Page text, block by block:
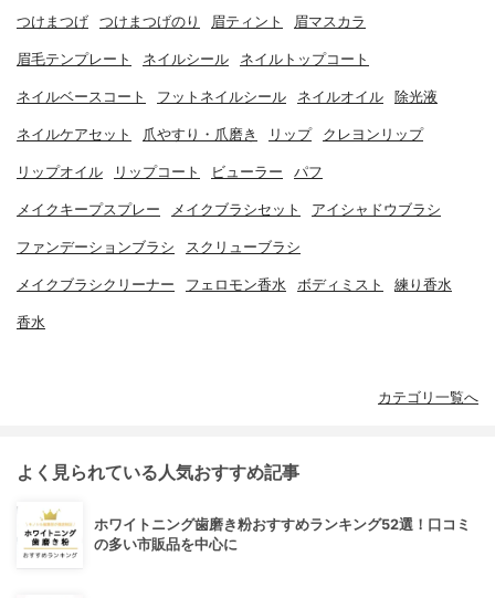
つけまつげ つけまつげのり 眉ティント 眉マスカラ
眉毛テンプレート ネイルシール ネイルトップコート
ネイルベースコート フットネイルシール ネイルオイル 除光液
ネイルケアセット 爪やすり・爪磨き リップ クレヨンリップ
リップオイル リップコート ビューラー パフ
メイクキープスプレー メイクブラシセット アイシャドウブラシ
ファンデーションブラシ スクリューブラシ
メイクブラシクリーナー フェロモン香水 ボディミスト 練り香水
香水
カテゴリ一覧へ
よく見られている人気おすすめ記事
ホワイトニング歯磨き粉おすすめランキング52選！口コミ
の多い市販品を中心に